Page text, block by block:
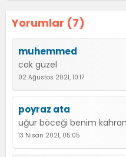
Yorumlar (7)
muhemmed
cok guzel
02 Ağustos 2021, 10:17
poyraz ata
uğur böceği benim
13 Nisan 2021, 05:05